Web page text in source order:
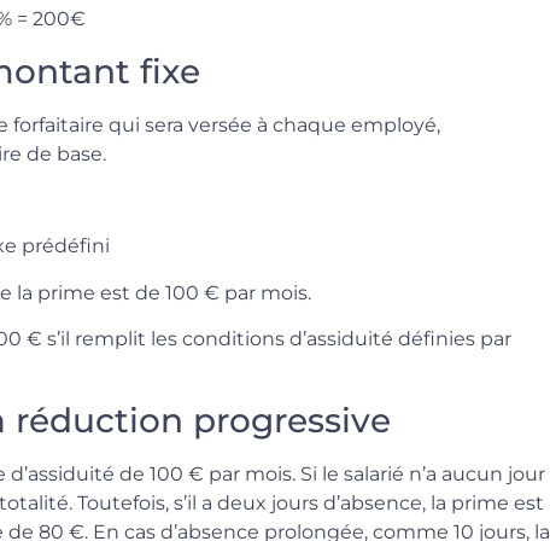
= 200€
fixe
qui sera versée à chaque employé,
de base.
prédéfini
la prime est de 100 € par mois.
€ s’il remplit les conditions d’assiduité définies par
réduction progressive
de 100 € par mois. Si le salarié n’a aucun jour
Toutefois, s’il a deux jours d’absence, la prime est
80 €. En cas d’absence prolongée, comme 10 jours, la